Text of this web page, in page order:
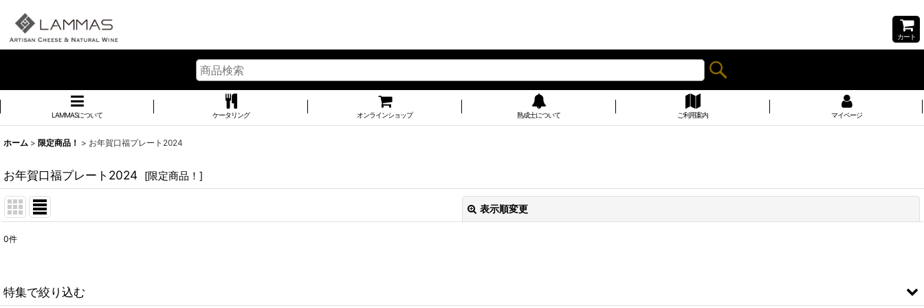
カート
LAMMASについて ケータリング オンラインショップ 熟成士について ご利用案内 マイページ
ホーム > 限定商品！ > お年賀口福プレート2024
お年賀口福プレート2024 [限定商品！ ]
表示順変更
並び順:
0件
特集で絞り込む